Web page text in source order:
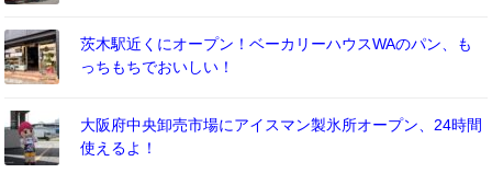
茨木駅近くにオープン！ベーカリーハウスWAのパン、も
っちもちでおいしい！
大阪府中央卸売市場にアイスマン製氷所オープン、24時間
使えるよ！